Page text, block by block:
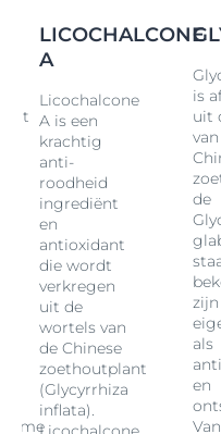
55% gebruikt zelf
LICOCHALCONE
A
Licochalcone
A is een
krachtig
anti-
roodheid
ingrediënt
en
antioxidant
die wordt
verkregen
uit de
wortels van
de Chinese
zoethoutplant
(Glycyrrhiza
inflata).
is
uit
de
zijn
als
en